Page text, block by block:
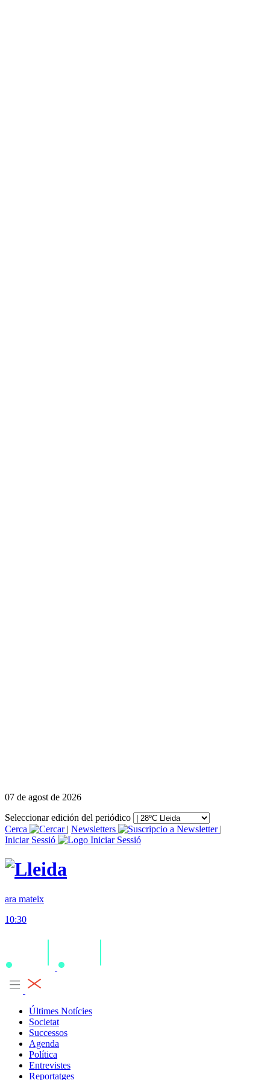
07 de agost de 2026
Seleccionar edición del periódico
Cerca
| Newsletters
|
Iniciar Sessió
ara mateix
10:30
Últimes Notícies
Societat
Successos
Agenda
Política
Entrevistes
Reportatges